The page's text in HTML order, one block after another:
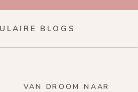
BLOGS
VAN DROOM NAAR